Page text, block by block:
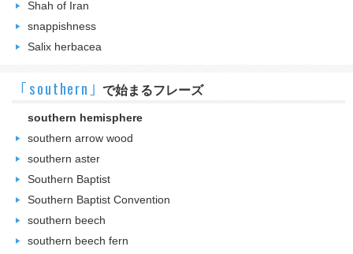
Shah of Iran
snappishness
Salix herbacea
｢southern｣ で始まるフレーズ
southern hemisphere
southern arrow wood
southern aster
Southern Baptist
Southern Baptist Convention
southern beech
southern beech fern